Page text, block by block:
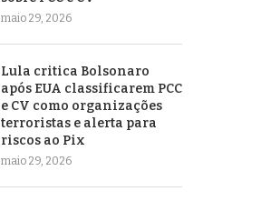
maio 29, 2026
Lula critica Bolsonaro
após EUA classificarem PCC
e CV como organizações
terroristas e alerta para
riscos ao Pix
maio 29, 2026